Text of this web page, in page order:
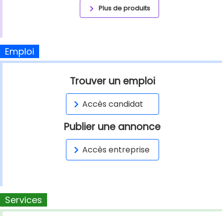
Plus de produits
Emploi
Trouver un emploi
Accès candidat
Publier une annonce
Accès entreprise
Services